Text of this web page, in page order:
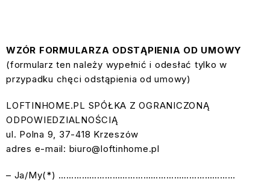
WZÓR FORMULARZA ODSTĄPIENIA OD UMOWY
(formularz ten należy wypełnić i odesłać tylko w
przypadku chęci odstąpienia od umowy)
LOFTINHOME.PL SPÓŁKA Z OGRANICZONĄ
ODPOWIEDZIALNOŚCIĄ
ul. Polna 9, 37-418 Krzeszów
adres e-mail: biuro@loftinhome.pl
– Ja/My(*) ……………………………………………………………